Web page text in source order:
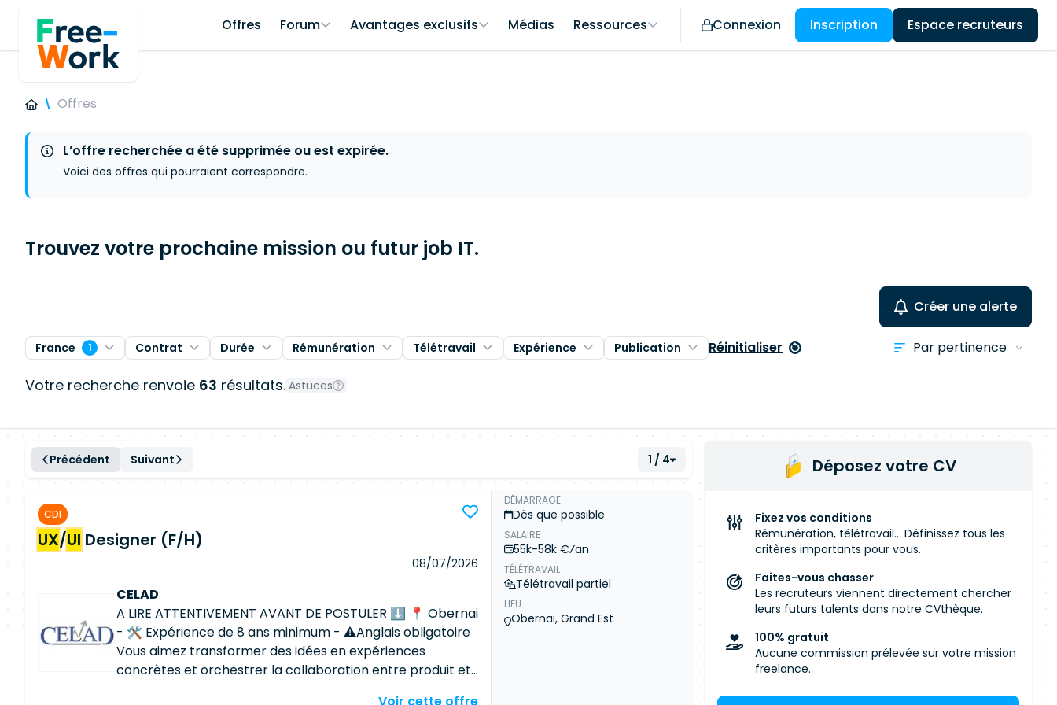
Offres Forum Avantages exclusifs Médias Ressources Connexion Inscription Espace recruteurs
Offres
L’offre recherchée a été supprimée ou est expirée.
Voici des offres qui pourraient correspondre.
Trouvez votre prochaine mission ou futur job IT.
Créer une alerte
France 1 Contrat Durée Rémunération Télétravail Expérience Publication Réinitialiser
Votre recherche renvoie 63 résultats. Astuces
Précédent Suivant 1 / 4
CDI
UX/UI Designer (F/H)
08/07/2026
CELAD
A LIRE ATTENTIVEMENT AVANT DE POSTULER ⬇ 📍 Obernai
- 🛠 Expérience de 8 ans minimum - ⚠️Anglais obligatoire
Vous aimez transformer des idées en expériences
concrètes et orchestrer la collaboration entre produit et
DÉMARRAGE
Dès que possible
SALAIRE
55k-58k €⁄an
TÉLÉTRAVAIL
Télétravail partiel
LIEU
Obernai, Grand Est
Déposez votre CV
Fixez vos conditions
Rémunération, télétravail... Définissez tous les
critères importants pour vous.
Faites-vous chasser
Les recruteurs viennent directement chercher
leurs futurs talents dans notre CVthèque.
100% gratuit
Aucune commission prélevée sur votre mission
freelance.